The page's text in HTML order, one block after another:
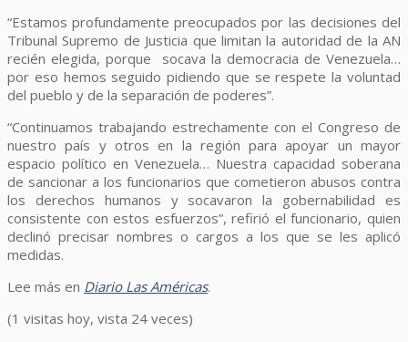
“Estamos profundamente preocupados por las decisiones del
Tribunal Supremo de Justicia que limitan la autoridad de la AN
recién elegida, porque socava la democracia de Venezuela…
por eso hemos seguido pidiendo que se respete la voluntad
del pueblo y de la separación de poderes”.
“Continuamos trabajando estrechamente con el Congreso de
nuestro país y otros en la región para apoyar un mayor
espacio político en Venezuela… Nuestra capacidad soberana
de sancionar a los funcionarios que cometieron abusos contra
los derechos humanos y socavaron la gobernabilidad es
consistente con estos esfuerzos”, refirió el funcionario, quien
declinó precisar nombres o cargos a los que se les aplicó
medidas.
Lee más en Diario Las Américas.
(1 visitas hoy, vista 24 veces)